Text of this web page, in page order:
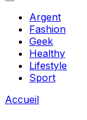
Argent
Fashion
Geek
Healthy
Lifestyle
Sport
Accueil